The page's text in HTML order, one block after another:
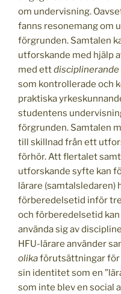
om undervisning.
fanns resonemang om
förgrunden. Samtalen
utforskande med hjälp
med ett
som kontrollerade och
praktiska
studentens
förgrunden. Samtalen
till skillnad från ett
förhör. Att flertalet
utforskande syfte kan
lärare (samtalsledaren)
förberedelsetid inför
och förberedelsetid
använda sig av
HFU-lärare använder
olikaförutsättningar för
sin identitet som en
som inte blev en social